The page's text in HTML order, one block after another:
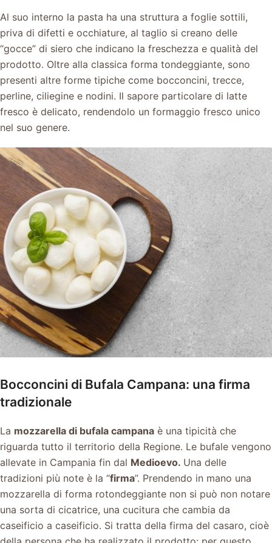
Al suo interno la pasta ha una struttura a foglie sottili,
priva di difetti e occhiature, al taglio si creano delle
“gocce” di siero che indicano la freschezza e qualità del
prodotto. Oltre alla classica forma tondeggiante, sono
presenti altre forme tipiche come bocconcini, trecce,
perline, ciliegine e nodini. Il sapore particolare di latte
fresco è delicato, rendendolo un formaggio fresco unico
nel suo genere.
Bocconcini di Bufala Campana: una firma
tradizionale
La mozzarella di bufala campana è una tipicità che
riguarda tutto il territorio della Regione. Le bufale vengono
allevate in Campania fin dal Medioevo. Una delle
tradizioni più note è la “firma”. Prendendo in mano una
mozzarella di forma rotondeggiante non si può non notare
una sorta di cicatrice, una cucitura che cambia da
caseificio a caseificio. Si tratta della firma del casaro, cioè